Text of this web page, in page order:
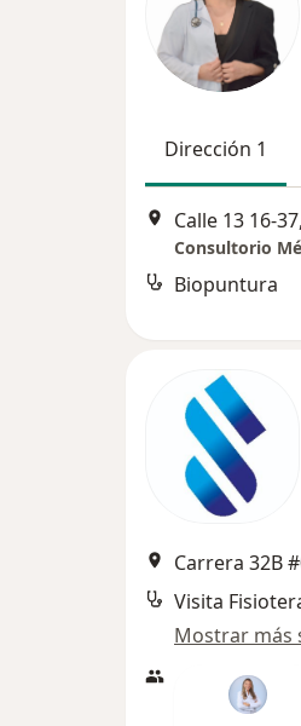
Dirección 1
Calle 13 16-
Consultorio
Biopuntura
Carrera 32B
Visita
Mostrar más